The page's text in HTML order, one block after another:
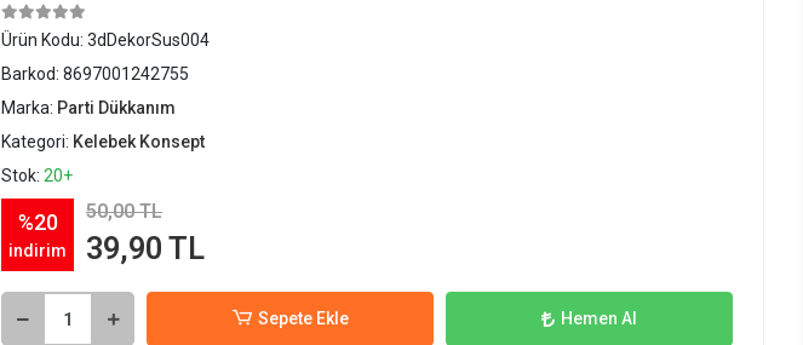
Ürün Kodu: 3dDekorSus004
Barkod: 8697001242755
Marka: Parti Dükkanım
Kategori: Kelebek Konsept
Stok: 20+
%20
indirim
50,00 TL
39,90 TL
Sepete Ekle Hemen Al